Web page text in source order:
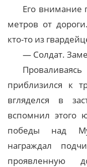
Его внимание
метров от
кто-то из
— Солдат.
приблизился к
вгляделся в
вспомнил этого
победы над
награждал
проявленную